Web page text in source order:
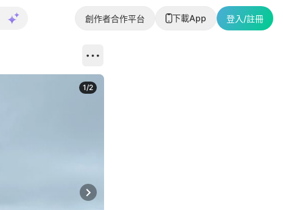
創作者合作平台 下載App 登入/註冊
Next slide
1/2